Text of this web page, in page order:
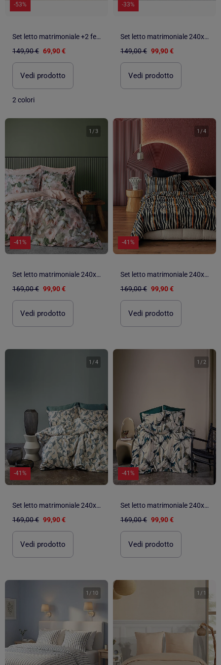
-53%
Set letto matrimoniale +2 federe 65x65 cm flanella di cotone
149,90 € 69,90 €
Vedi prodotto
2 colori
-33%
Set letto matrimoniale 240x220 cm+2 federe 63x63 cm in raso di cotone
149,00 € 99,90 €
Vedi prodotto
1 /3
-41%
Set letto matrimoniale 240x220 cm+2 federe 63x63 cm in raso di cotone
169,00 € 99,90 €
Vedi prodotto
1 /4
-41%
Set letto matrimoniale 240x220 cm+2 federe 63x63 cm in raso di cotone
169,00 € 99,90 €
Vedi prodotto
1 /4
-41%
Set letto matrimoniale 240x220 cm+2 federe 63x63 cm in raso di cotone
169,00 € 99,90 €
Vedi prodotto
1 /2
-41%
Set letto matrimoniale 240x220 cm+2 federe 63x63 cm in raso di cotone
169,00 € 99,90 €
Vedi prodotto
1 / 10 1 / 1